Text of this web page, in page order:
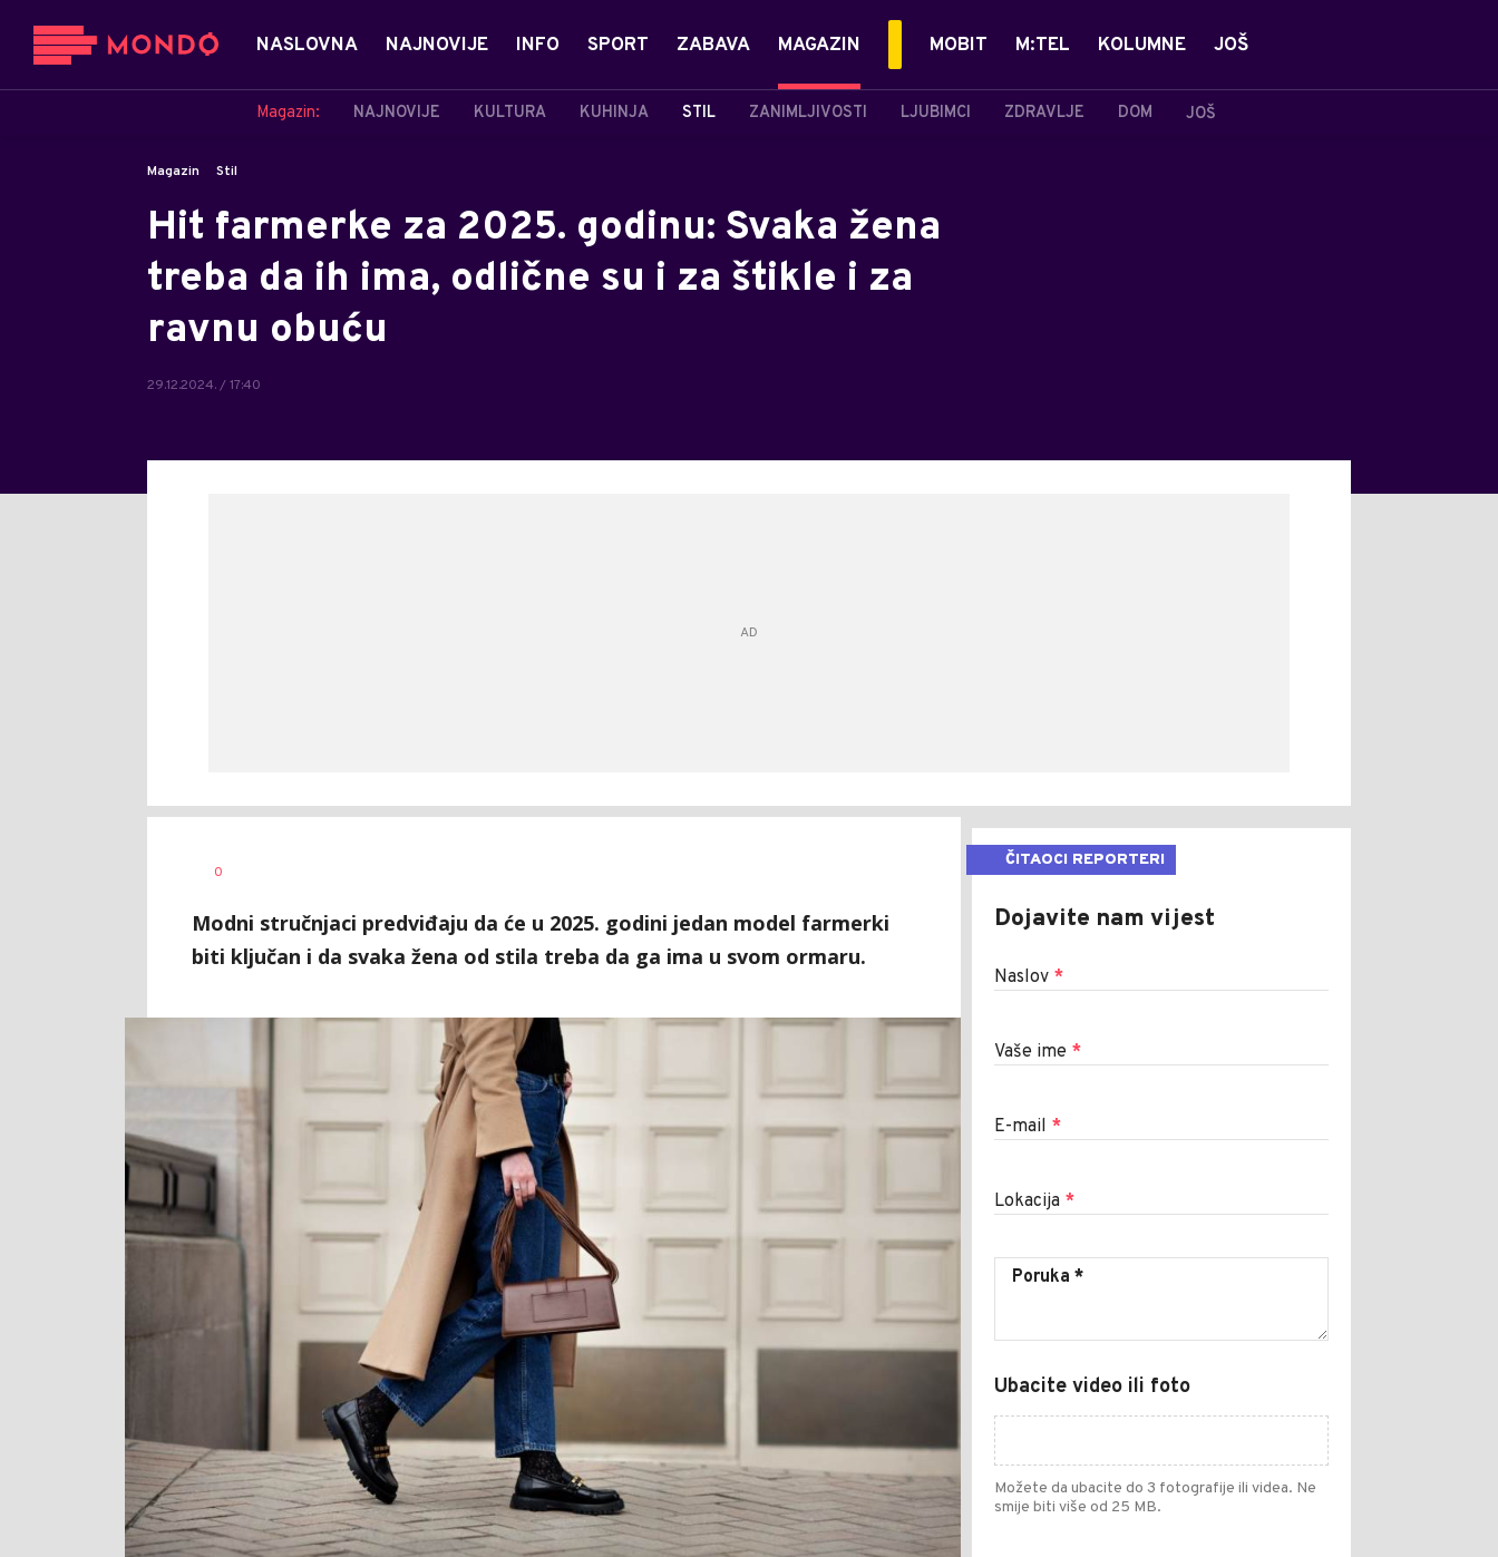
NASLOVNA NAJNOVIJE INFO SPORT ZABAVA MAGAZIN
Magazin: NAJNOVIJE KULTURA KUHINJA STIL ZANIMLJIVOSTI LJUBIMCI ZDRAVLJE DOM JOŠ
MOBIT M:TEL KOLUMNE JOŠ
Magazin Stil
Hit farmerke za 2025. godinu: Svaka žena
treba da ih ima, odlične su i za štikle i za
ravnu obuću
29.12.2024. / 17:40
0
Modni stručnjaci predviđaju da će u 2025. godini jedan model farmerki
biti ključan i da svaka žena od stila treba da ga ima u svom ormaru.
ČITAOCI REPORTERI
Dojavite nam vijest
Naslov *
Vaše ime *
E-mail *
Lokacija *
Ubacite video ili foto
Možete da ubacite do 3 fotografije ili videa. Ne
smije biti više od 25 MB.